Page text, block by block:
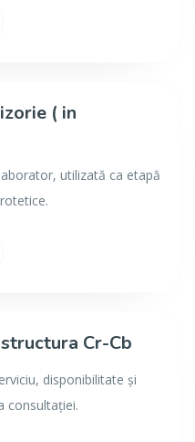
( in
utilizată ca etapă
Cr-Cb
disponibilitate și
consultației.